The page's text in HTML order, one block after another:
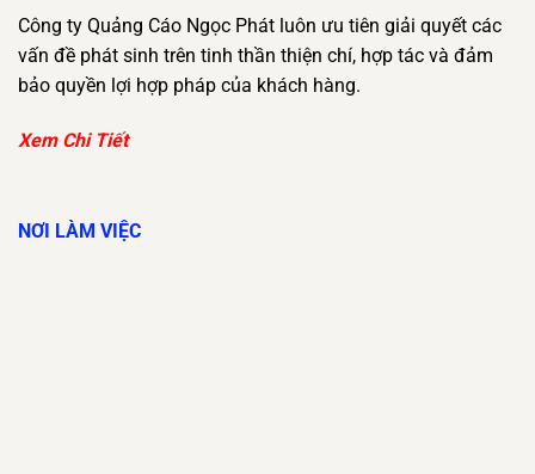
Công ty Quảng Cáo Ngọc Phát luôn ưu tiên giải quyết các
vấn đề phát sinh trên tinh thần thiện chí, hợp tác và đảm
bảo quyền lợi hợp pháp của khách hàng.
Xem Chi Tiết
NƠI LÀM VIỆC